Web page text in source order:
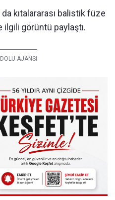
kıtalararası balistik füze
görüntü paylaştı.
AJANSI